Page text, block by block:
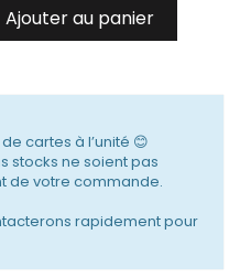
Ajouter au panier
cartes à l’unité 😊
stocks ne soient pas
de votre commande.
rapidement pour